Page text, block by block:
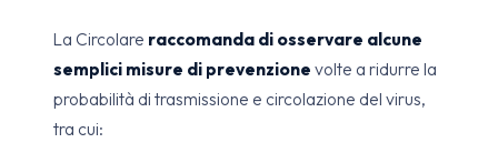
La Circolare raccomanda di osservare alcune
semplici misure di prevenzione volte a ridurre la
probabilità di trasmissione e circolazione del virus,
tra cui: